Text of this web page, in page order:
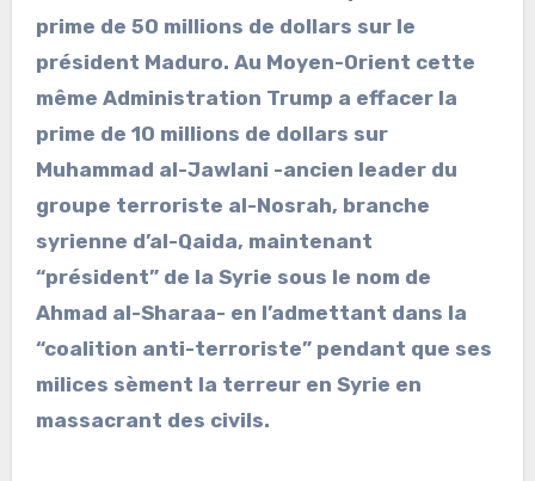
prime de 50 millions de dollars sur le
président Maduro. Au Moyen-Orient cette
même Administration Trump a effacer la
prime de 10 millions de dollars sur
Muhammad al-Jawlani -ancien leader du
groupe terroriste al-Nosrah, branche
syrienne d’al-Qaida, maintenant
“président” de la Syrie sous le nom de
Ahmad al-Sharaa- en l’admettant dans la
“coalition anti-terroriste” pendant que ses
milices sèment la terreur en Syrie en
massacrant des civils.